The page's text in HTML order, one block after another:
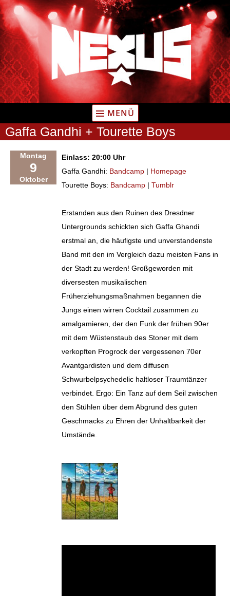
Zum
Inhalt
springen
MENÜ
Gaffa Gandhi + Tourette Boys
Montag
9
Oktober
Einlass: 20:00 Uhr
Gaffa Gandhi: Bandcamp | Homepage
Tourette Boys: Bandcamp | Tumblr
Erstanden aus den Ruinen des Dresdner
Untergrounds schickten sich Gaffa Ghandi
erstmal an, die häufigste und unverstandenste
Band mit den im Vergleich dazu meisten Fans in
der Stadt zu werden! Großgeworden mit
diversesten musikalischen
Früherziehungsmaßnahmen begannen die
Jungs einen wirren Cocktail zusammen zu
amalgamieren, der den Funk der frühen 90er
mit dem Wüstenstaub des Stoner mit dem
verkopften Progrock der vergessenen 70er
Avantgardisten und dem diffusen
Schwurbelpsychedelic haltloser Traumtänzer
verbindet. Ergo: Ein Tanz auf dem Seil zwischen
den Stühlen über dem Abgrund des guten
Geschmacks zu Ehren der Unhaltbarkeit der
Umstände.